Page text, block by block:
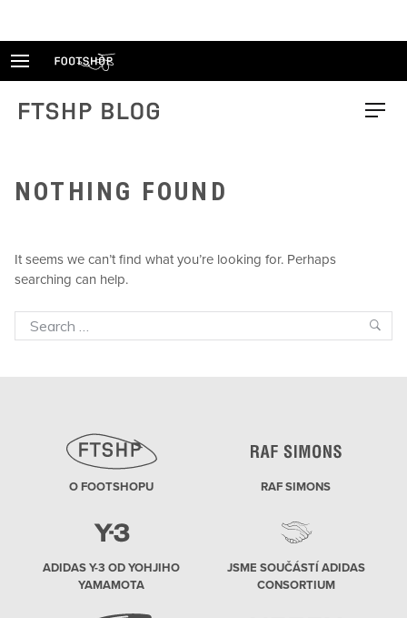
FTSHP blog Menu
NOTHING FOUND
It seems we can’t find what you’re looking for. Perhaps
searching can help.
Search
for:
O FOOTSHOPU RAF SIMONS
ADIDAS Y-3 OD YOHJIHO
YAMAMOTA
JSME SOUČÁSTÍ ADIDAS
CONSORTIUM